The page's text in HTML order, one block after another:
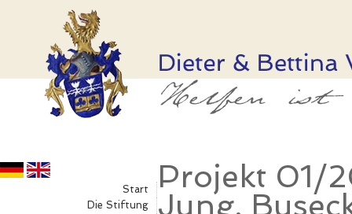
Start
Die Stiftung
Projekt 01/
Jung,